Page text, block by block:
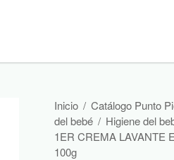
Inicio / Catálogo Punto
del bebé / Higiene del
1ER CREMA LAVANTE
100g